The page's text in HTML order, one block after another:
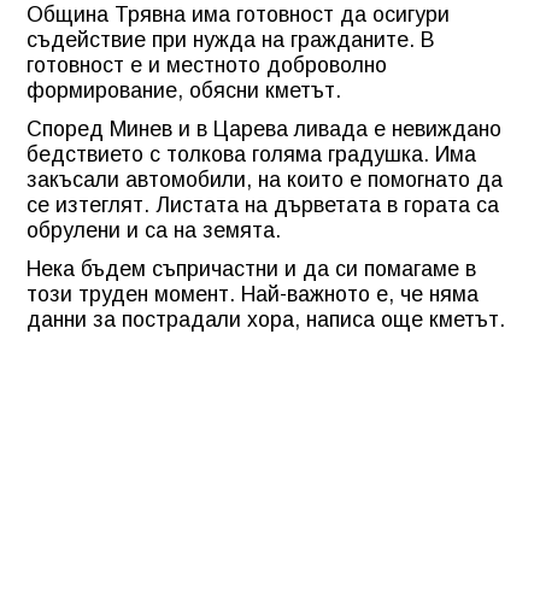
Община Трявна има готовност да осигури
съдействие при нужда на гражданите. В
готовност е и местното доброволно
формирование, обясни кметът.
Според Минев и в Царева ливада е невиждано
бедствието с толкова голяма градушка. Има
закъсали автомобили, на които е помогнато да
се изтеглят. Листата на дърветата в гората са
обрулени и са на земята.
Нека бъдем съпричастни и да си помагаме в
този труден момент. Най-важното е, че няма
данни за пострадали хора, написа още кметът.